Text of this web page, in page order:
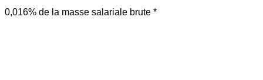
0,016% de la masse salariale brute *